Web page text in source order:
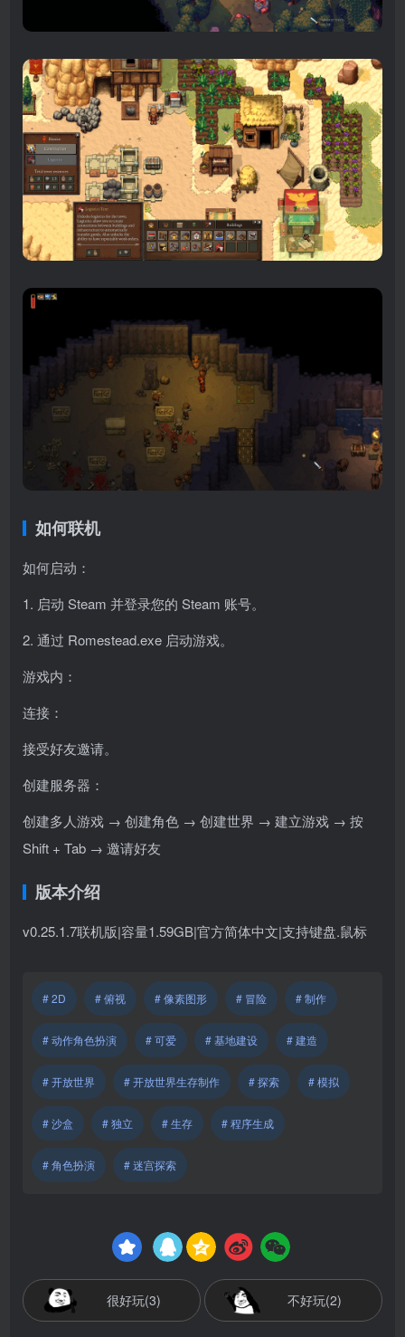
如何联机
如何启动：
1. 启动 Steam 并登录您的 Steam 账号。
2. 通过 Romestead.exe 启动游戏。
游戏内：
连接：
接受好友邀请。
创建服务器：
创建多人游戏 → 创建角色 → 创建世界 → 建立游戏 → 按
Shift + Tab → 邀请好友
版本介绍
v0.25.1.7联机版|容量1.59GB|官方简体中文|支持键盘.鼠标
# 2D # 俯视 # 像素图形 # 冒险 # 制作
# 动作角色扮演 # 可爱 # 基地建设 # 建造
# 开放世界 # 开放世界生存制作 # 探索 # 模拟
# 沙盒 # 独立 # 生存 # 程序生成
# 角色扮演 # 迷宫探索
很好玩(3) 不好玩(2)